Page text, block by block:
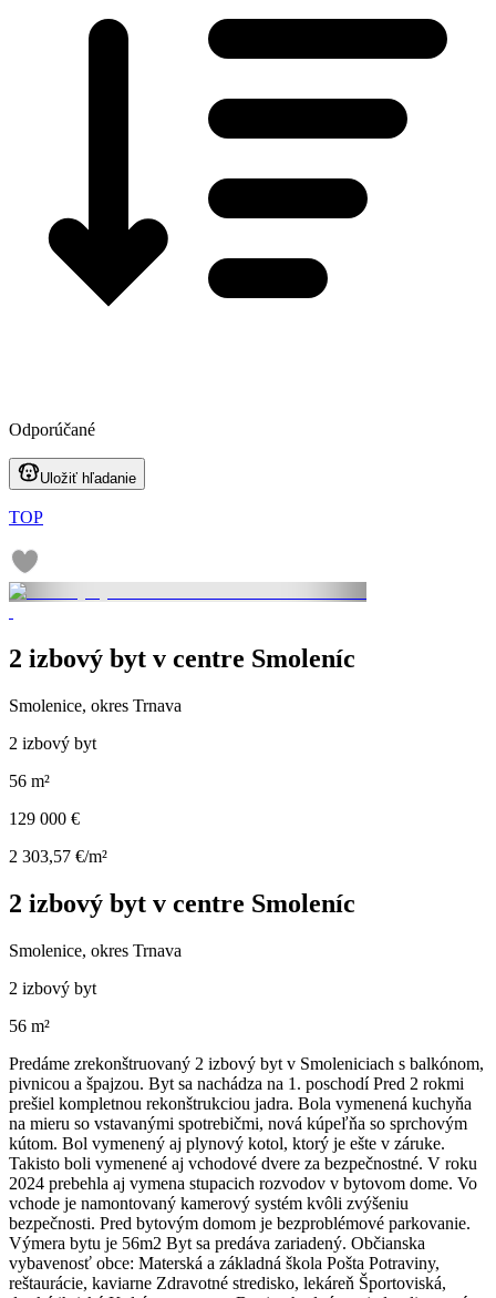
Odporúčané
Uložiť hľadanie
TOP
2 izbový byt v centre Smoleníc
Smolenice, okres Trnava
2 izbový byt
56 m²
129 000 €
2 303,57 €/m²
2 izbový byt v centre Smoleníc
Smolenice, okres Trnava
2 izbový byt
56 m²
Predáme zrekonštruovaný 2 izbový byt v Smoleniciach s balkónom,
pivnicou a špajzou. Byt sa nachádza na 1. poschodí Pred 2 rokmi
prešiel kompletnou rekonštrukciou jadra. Bola vymenená kuchyňa
na mieru so vstavanými spotrebičmi, nová kúpeľňa so sprchovým
kútom. Bol vymenený aj plynový kotol, ktorý je ešte v záruke.
Takisto boli vymenené aj vchodové dvere za bezpečnostné. V roku
2024 prebehla aj vymena stupacich rozvodov v bytovom dome. Vo
vchode je namontovaný kamerový systém kvôli zvýšeniu
bezpečnosti. Pred bytovým domom je bezproblémové parkovanie.
Výmera bytu je 56m2 Byt sa predáva zariadený. Občianska
vybavenosť obce: Materská a základná škola Pošta Potraviny,
reštaurácie, kaviarne Zdravotné stredisko, lekáreň Športoviská,